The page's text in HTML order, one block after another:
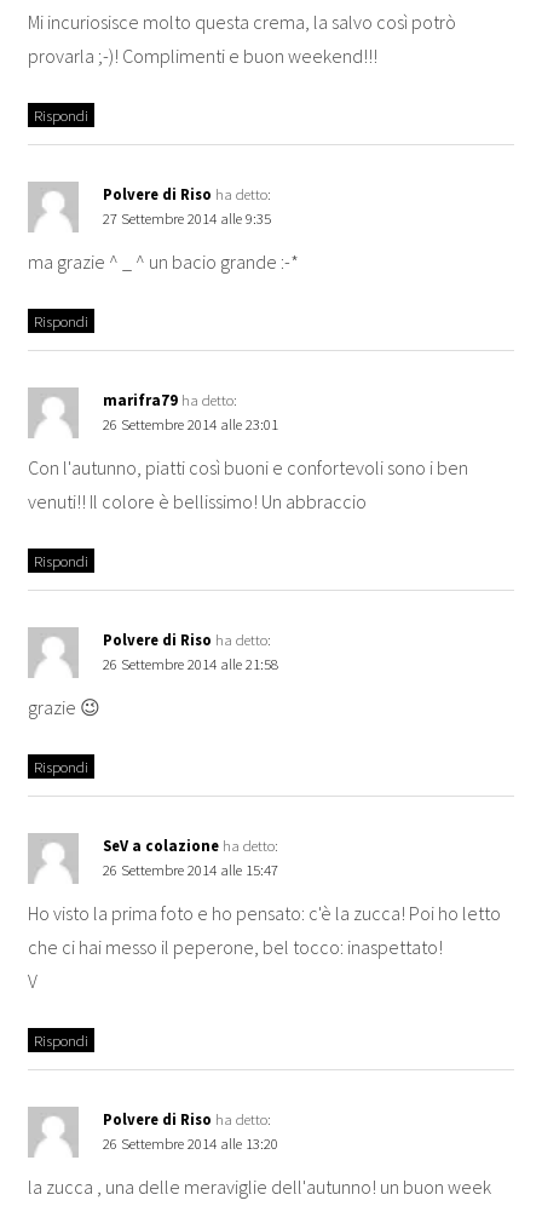
Mi incuriosisce molto questa crema, la salvo così potrò
provarla ;-)! Complimenti e buon weekend!!!
Rispondi
Polvere di Riso ha detto:
27 Settembre 2014 alle 9:35
ma grazie ^ _ ^ un bacio grande :-*
Rispondi
marifra79 ha detto:
26 Settembre 2014 alle 23:01
Con l'autunno, piatti così buoni e confortevoli sono i ben
venuti!! Il colore è bellissimo! Un abbraccio
Rispondi
Polvere di Riso ha detto:
26 Settembre 2014 alle 21:58
grazie 😉
Rispondi
SeV a colazione ha detto:
26 Settembre 2014 alle 15:47
Ho visto la prima foto e ho pensato: c'è la zucca! Poi ho letto
che ci hai messo il peperone, bel tocco: inaspettato!
V
Rispondi
Polvere di Riso ha detto:
26 Settembre 2014 alle 13:20
la zucca , una delle meraviglie dell'autunno! un buon week